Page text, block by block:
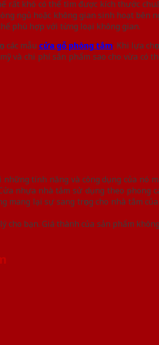
rất khó có thể tìm được kích thước
ngủ hoặc không gian sinh hoạt bên
phù hợp với từng loại không gian.
các mẫu cửa gỗ phòng tắm. Khi lựa
và chi phí sản phẩm sao cho vừa có
tính năng và công dụng của nó
nhựa nhà tắm sử dụng theo phong
lại sự sang trọng cho nhà tắm
bạn. Giá thành của sản phẩm